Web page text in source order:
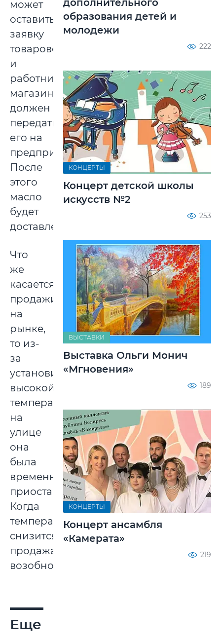
может
оставить
заявку
товароведу,
и
работник
магазина
должен
передать
его на
предприятие.
После
этого
масло
будет
доставлено.
Что
же
касается
продажи
на
рынке,
то из-
за
установившейся
высокой
температуры
на
улице
она
была
временно
приостановлена.
Когда
температура
снизится,
продажа
возобновится.
Еще
образования детей и
молодежи
222
КОНЦЕРТЫ
Концерт детской школы
искусств №2
253
ВЫСТАВКИ
Выставка Ольги Монич
«Мгновения»
189
КОНЦЕРТЫ
Концерт ансамбля
«Камерата»
219